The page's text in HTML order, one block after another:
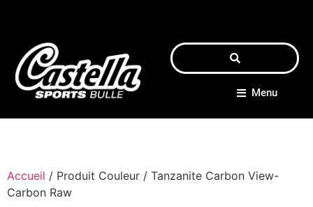
Menu
Accueil / Produit Couleur / Tanzanite Carbon View-
Carbon Raw